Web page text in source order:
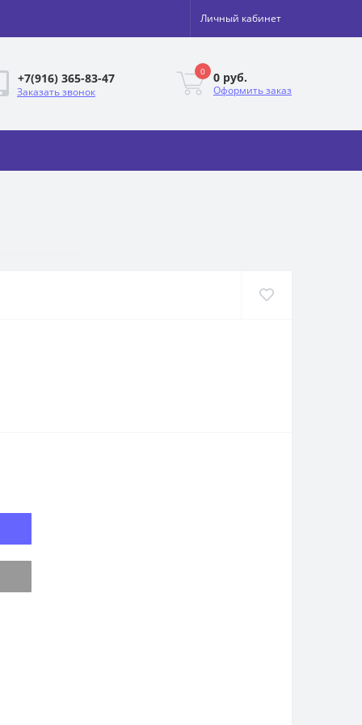
Личный кабинет
+7(916) 365-83-47
Заказать звонок
0 0 руб.
Оформить заказ